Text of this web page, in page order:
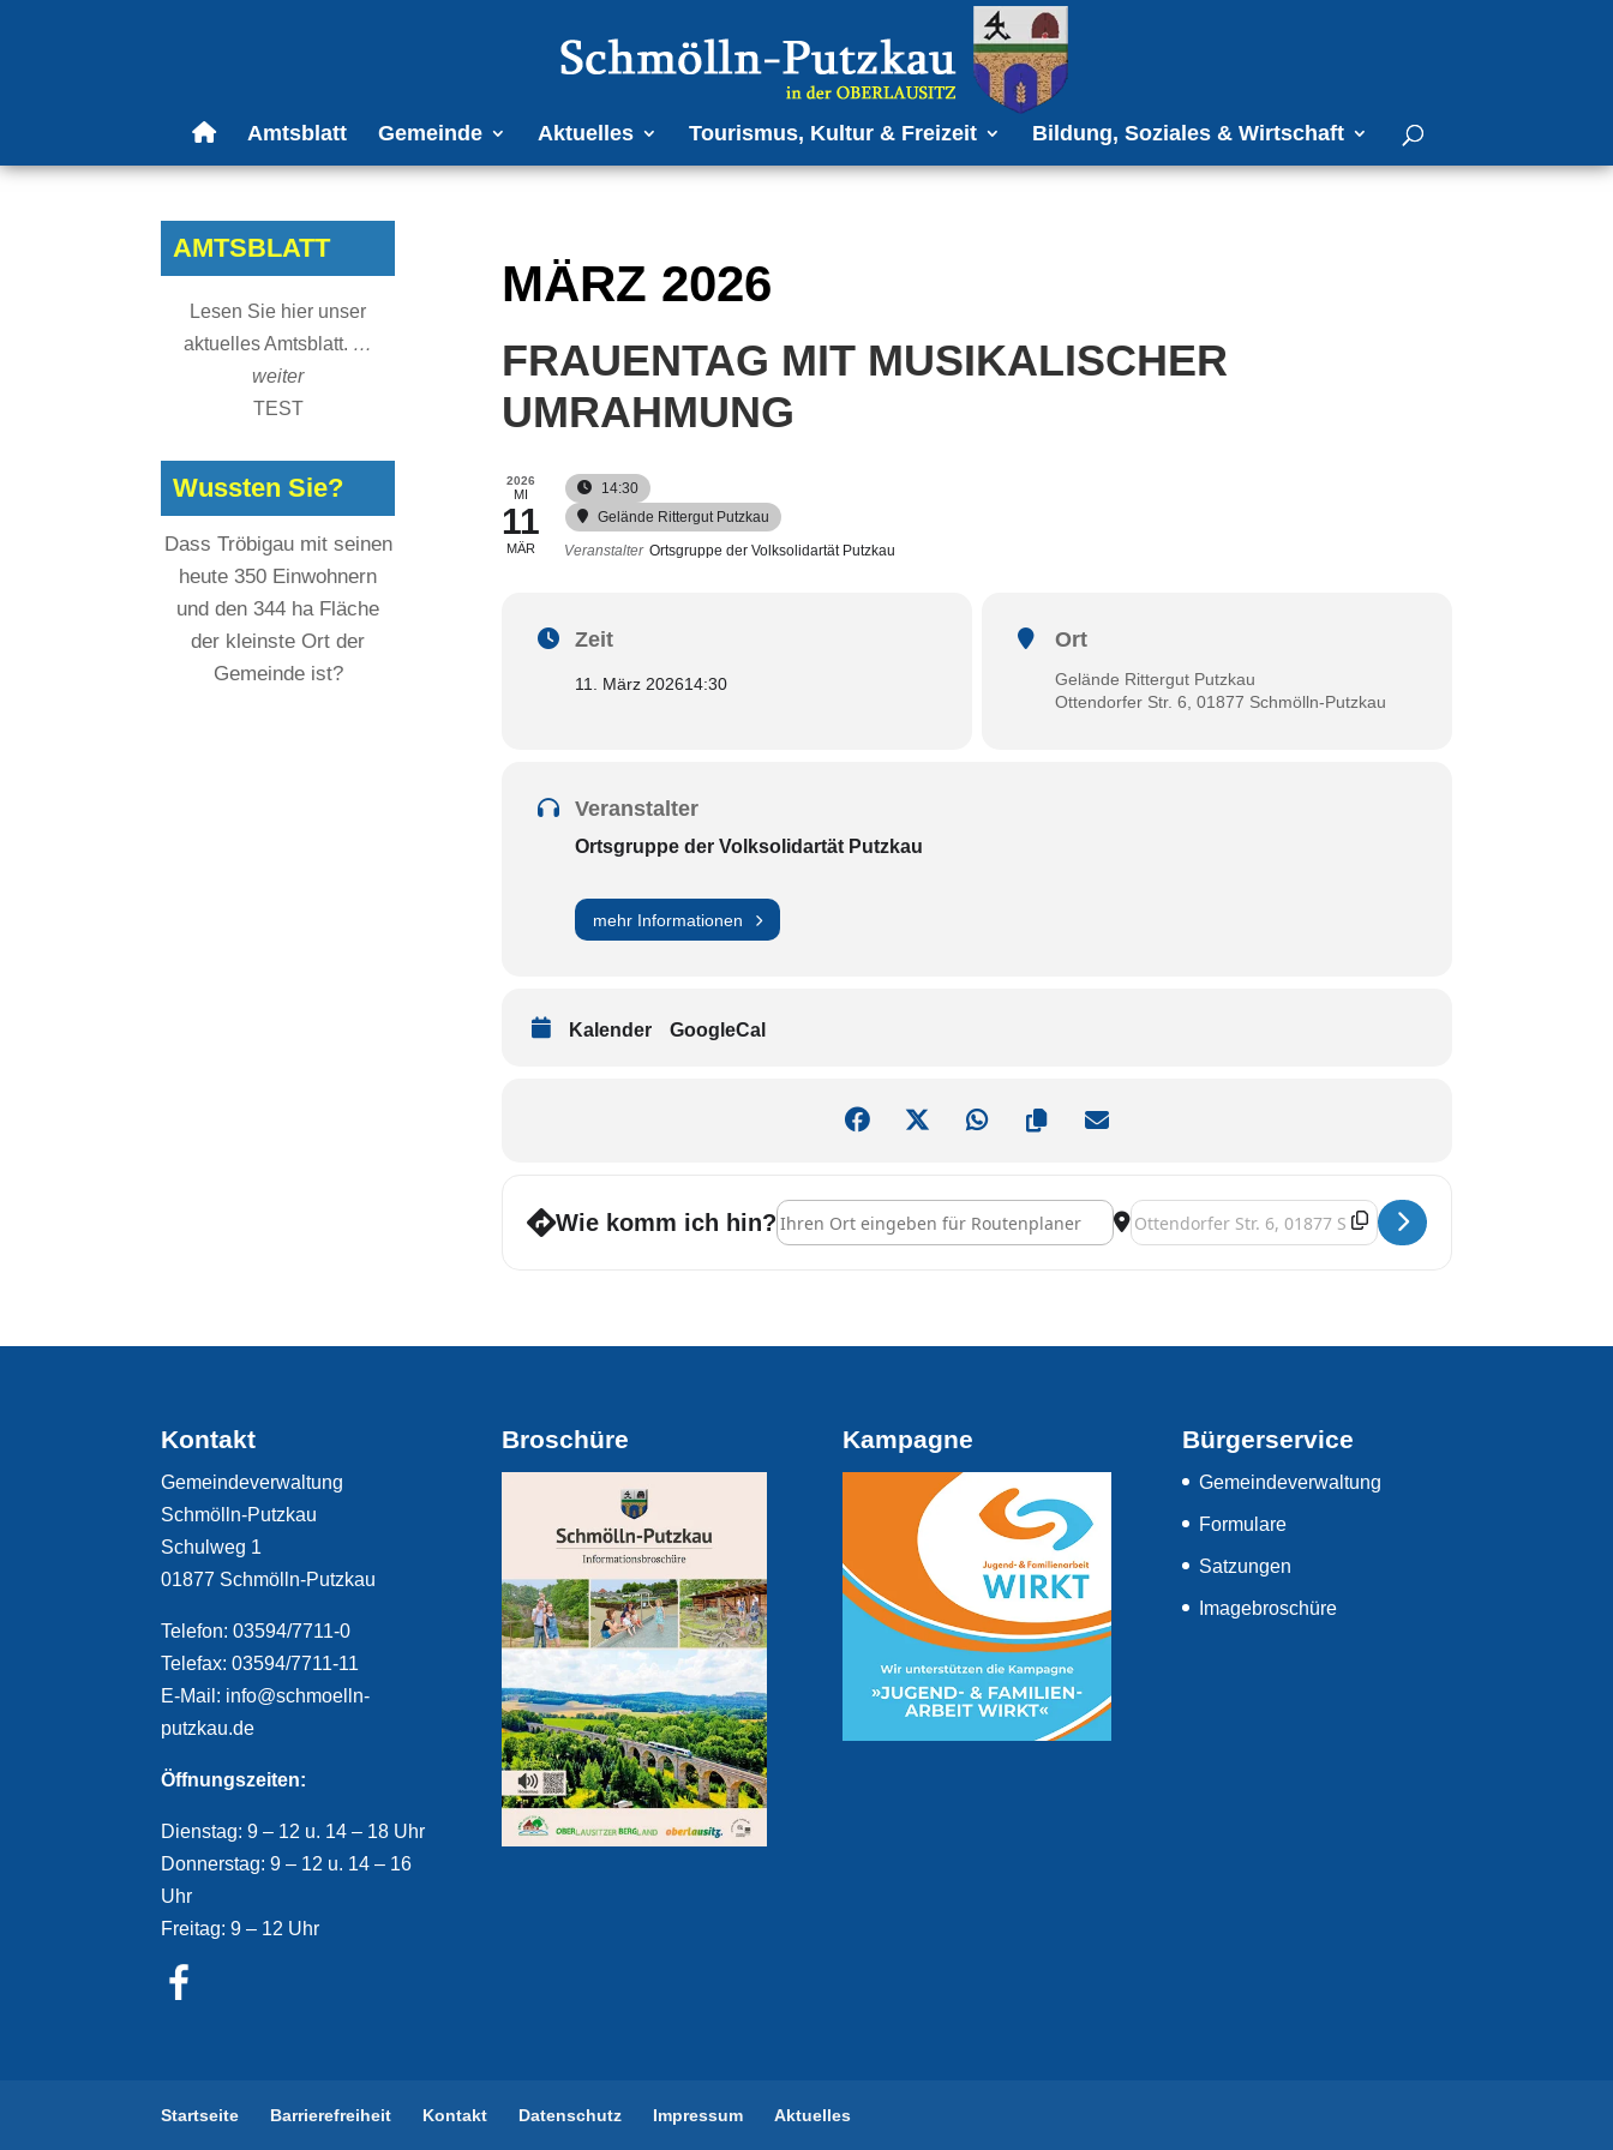
Amtsblatt Gemeinde Aktuelles Tourismus, Kultur & Freizeit Bildung, Soziales & Wirtschaft
MÄRZ 2026
FRAUENTAG MIT MUSIKALISCHER
UMRAHMUNG
2026
MI
11
MÄR
14:30
Gelände Rittergut Putzkau
Veranstalter Ortsgruppe der Volksolidartät Putzkau
Zeit
11. März 202614:30
Ort
Gelände Rittergut Putzkau
Ottendorfer Str. 6, 01877 Schmölln-Putzkau
Veranstalter
Ortsgruppe der Volksolidartät Putzkau
mehr Informationen
Kalender GoogleCal
Wie komm ich hin?Address - Frauentag mit musikalischer Umrahmung [ntknmoLd0]Destination Address - Frauentag mit musikalischer
AMTSBLATT
Lesen Sie hier unser
aktuelles Amtsblatt. …
weiter
TEST
Wussten Sie?
Dass Tröbigau mit seinen
heute 350 Einwohnern
und den 344 ha Fläche
der kleinste Ort der
Gemeinde ist?
Kontakt
Gemeindeverwaltung
Schmölln-Putzkau
Schulweg 1
01877 Schmölln-Putzkau
Telefon: 03594/7711-0
Telefax: 03594/7711-11
E-Mail: info@schmoelln-
putzkau.de
Öffnungszeiten:
Dienstag: 9 – 12 u. 14 – 18 Uhr
Donnerstag: 9 – 12 u. 14 – 16
Uhr
Freitag: 9 – 12 Uhr
Broschüre Kampagne Bürgerservice
Gemeindeverwaltung
Formulare
Satzungen
Imagebroschüre
Startseite Barrierefreiheit Kontakt Datenschutz Impressum Aktuelles